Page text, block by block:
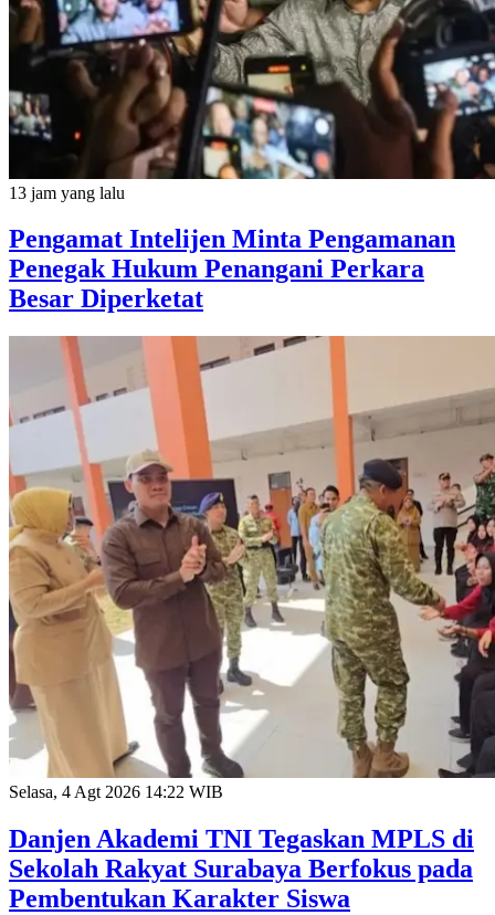
13 jam yang lalu
Pengamat Intelijen Minta Pengamanan
Penegak Hukum Penangani Perkara
Besar Diperketat
Selasa, 4 Agt 2026 14:22 WIB
Danjen Akademi TNI Tegaskan MPLS di
Sekolah Rakyat Surabaya Berfokus pada
Pembentukan Karakter Siswa